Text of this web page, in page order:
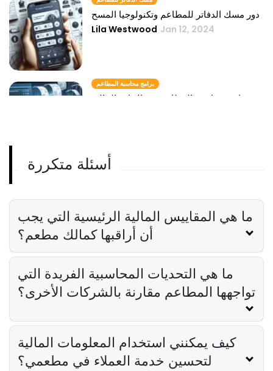
دور مسك الدفاتر للمطاعم وتكنولوجيا المسح
Lila Westwood Jan 12, 2024
برامج محاسبة المطاعم
دور برامج محاسبة المطاعم في الإدارة المالية
محاسبو المطاعم
في الاستقرار المالي
Lila Westwood Jan 12, 2024
أسئلة متكررة
ما هي المقاييس المالية الرئيسية التي يجب
أن أراقبها كمالك مطعم؟
ما هي التحديات المحاسبية الفريدة التي
تواجهها المطاعم مقارنة بالشركات الأخرى؟
كيف يمكنني استخدام المعلومات المالية
لتحسين خدمة العملاء في مطعمي؟